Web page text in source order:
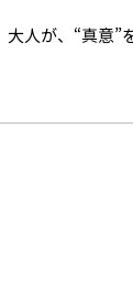
大人が、“真意”